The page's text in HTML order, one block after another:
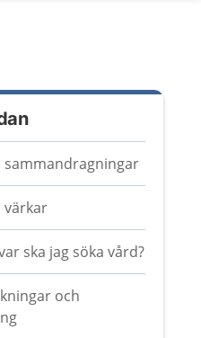
sammandragningar
värkar
ska jag söka vård?
och